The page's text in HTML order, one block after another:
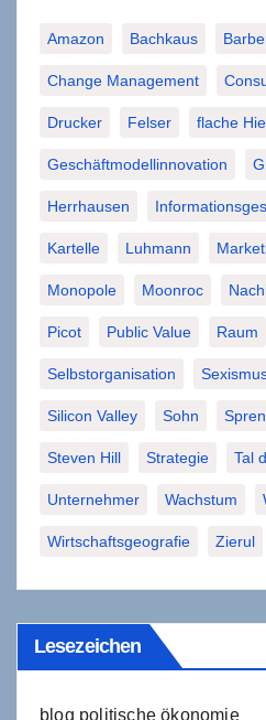
Amazon Bachkaus
Change Management
Drucker Felser flache
Geschäftmodellinnovation
Herrhausen
Kartelle Luhmann
Monopole Moonroc
Picot Public Value Raum
Selbstorganisation
Silicon Valley Sohn
Steven Hill Strategie Tal
Unternehmer Wachstum
Wirtschaftsgeografie Zierul
Lesezeichen
blog politische ökonomie